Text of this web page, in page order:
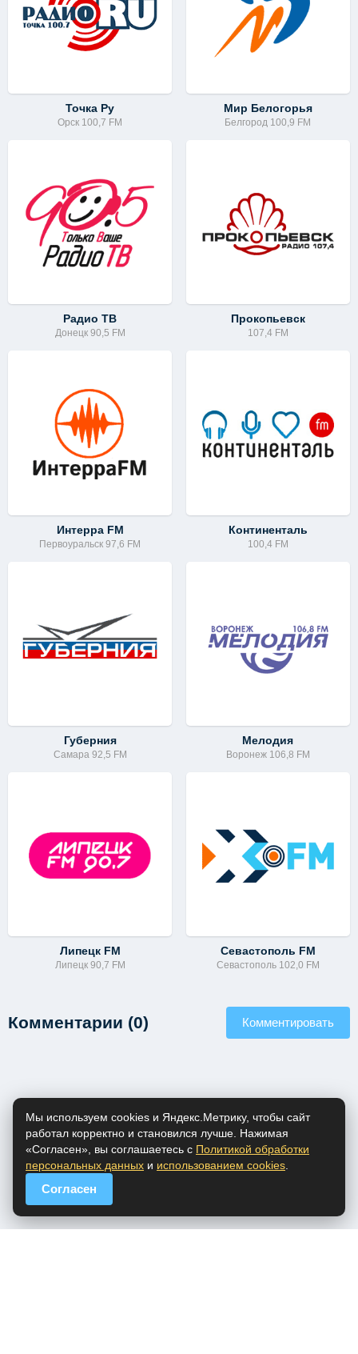
Точка Ру
Орск 100,7 FM
Мир Белогорья
Белгород 100,9 FM
Радио ТВ
Донецк 90,5 FM
Прокопьевск
107,4 FM
Интерра FM
Первоуральск 97,6 FM
Континенталь
100,4 FM
Губерния
Самара 92,5 FM
Мелодия
Воронеж 106,8 FM
Липецк FM
Липецк 90,7 FM
Севастополь FM
Севастополь 102,0 FM
Комментарии (0) Комментировать
Мы используем cookies и Яндекс.Метрику, чтобы сайт
работал корректно и становился лучше. Нажимая
«Согласен», вы соглашаетесь с Политикой обработки
персональных данных и использованием cookies
Согласен